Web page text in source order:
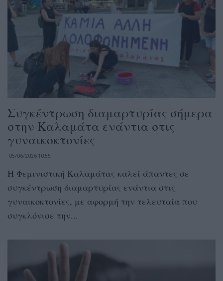
Συγκέντρωση διαμαρτυρίας σήμερα
στην Καλαμάτα ενάντια στις
γυναικοκτονίες
05/06/2026 10:55
Η Φεμινιστική Καλαμάτας καλεί άπαντες σε
συγκέντρωση διαμαρτυρίας ενάντια στις
γυναικοκτονίες, με αφορμή την τελευταία που
συγκλόνισε την...